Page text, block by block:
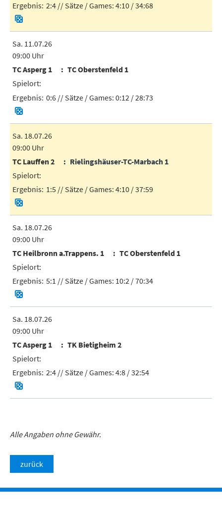
2:4 // Sätze / Games: 4:10 / 34:68
Sa. 11.07.26
09:00 Uhr
TC Asperg 1
TC Oberstenfeld 1
0:6 // Sätze / Games: 0:12 / 28:73
Sa. 18.07.26
09:00 Uhr
TC Lauffen 2
Rielingshäuser-TC-Marbach 1
1:5 // Sätze / Games: 4:10 / 37:59
Sa. 18.07.26
09:00 Uhr
TC Heilbronn a.Trappens. 1
TC Oberstenfeld 1
5:1 // Sätze / Games: 10:2 / 70:34
Sa. 18.07.26
09:00 Uhr
TC Asperg 1
TK Bietigheim 2
2:4 // Sätze / Games: 4:8 / 32:54
Alle Angaben ohne Gewähr.
zurück